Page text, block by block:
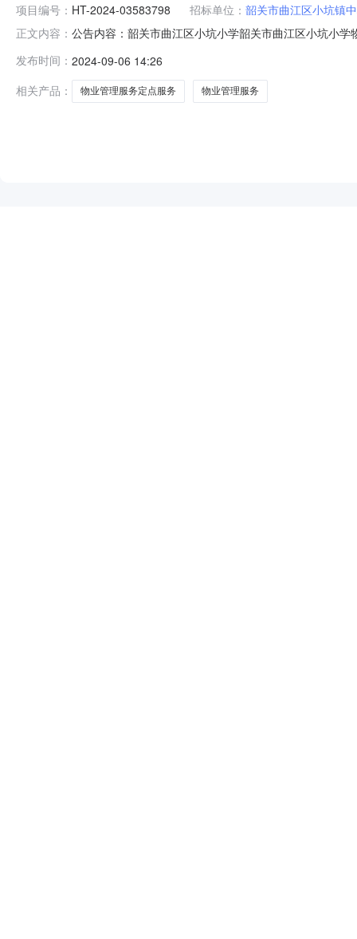
项目编号： HT-2024-03583798 招标单位： 韶关市曲江区小坑镇
正文内容： 公告内容：韶关市曲江区小坑小学韶关市曲江区小坑小
坑小学地址：广东省-韶关市-曲江区小坑镇中心小学联
发布时间： 2024-09-06 14:26
相关产品：
物业管理服务定点服务 物业管理服务